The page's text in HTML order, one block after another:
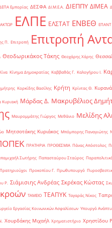
Εμπορίας ΔΕΣΦΑ ΔΙ.Μ.Ε.Α. ΔΙΕΠΠΥ ΔΙΜΕΑ
ΕΛΠΕ ΕΛΣΤΑΤ ΕΝΒΕΘ ΕΠΑΝΤ
Π. Επιτροπή Επιτροπή
Θεοδωρικάκος Τάκης Θεοχάρης Χάρης
Κίνημα Δημοκρατίας Καββαθάς Γ. Καλογήρου Ι.
Κορκίδης Βασίλης Κρήτη Κρίντας Θ.
Κυριακή Μάρδας Δ. Μακρυβέλιος
Μαυρομμάτης Γιώργος Μεθάνιο Μελίδης
Μητσοτάκης Κυριάκος Μπόμπορης Παναγιώτης
ΠΡΑΤΗΡΙΑ ΠΡΟΘΕΣΜΙΑ Πάνας Απόστολος
Σωτήρης Παπασταύρου Σταύρος
Πρατηριούχοι Προκοπίου Γ. Πρωθυπουργό
Ρ. Σιάμισιης Ανδρέας Σκρέκας Κώστας
ΤΑΜΕΙΟ ΤΕΑΠΥΚ Ταγαράς Νίκος
Εργασίας Κοινωνικών Ασφαλίσεων Υπουργό
Χουρδάκης Μιχαήλ Χρηματιστήριο Χρηστίδου